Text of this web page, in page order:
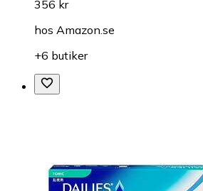
356 kr
hos Amazon.se
+6 butiker